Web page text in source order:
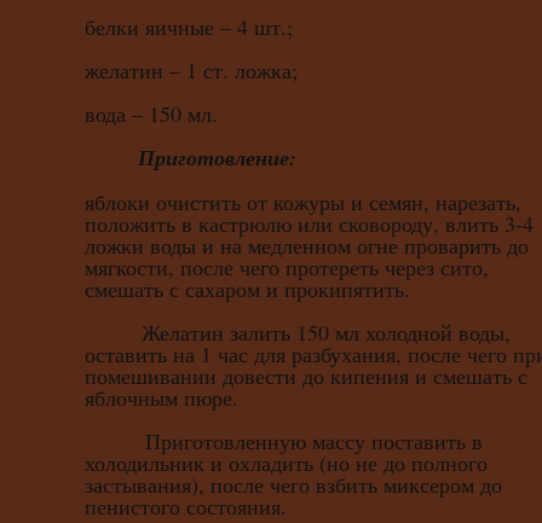
белки яичные – 4 шт.;
желатин – 1 ст. ложка;
вода – 150 мл.
Приготовление:
яблоки очистить от кожуры и семян, нарезать,
положить в кастрюлю или сковороду, влить 3-4
ложки воды и на медленном огне проварить до
мягкости, после чего протереть через сито,
смешать с сахаром и прокипятить.
Желатин залить 150 мл холодной воды,
оставить на 1 час для разбухания, после чего
помешивании довести до кипения и смешать с
яблочным пюре.
Приготовленную массу поставить в
холодильник и охладить (но не до полного
застывания), после чего взбить миксером до
пенистого состояния.